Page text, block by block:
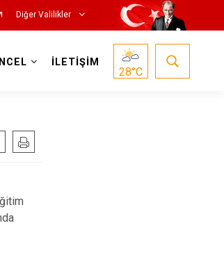
Diğer Valilikler
İLETİŞİM
28°C